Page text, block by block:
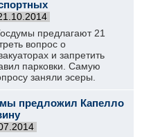
предлагают 21
вопрос о
и запретить
парковки. Самую
заняли эсеры.
предложил Капелло